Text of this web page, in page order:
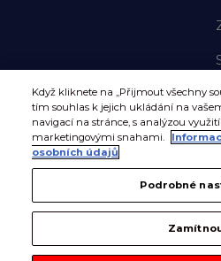
Když kliknete na „Přijmout všechny
tím souhlas k jejich ukládání na
navigací na stránce, s analýzou
marketingovými snahami.
osobních údajů
Podrobné